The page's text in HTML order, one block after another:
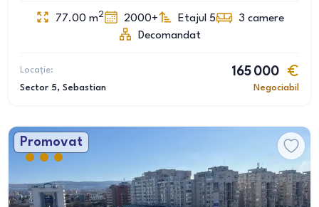
77.00 m2 2000+ Etajul 5 3 camere
Decomandat
Locație:
Sector 5, Sebastian
165 000
Negociabil
Promovat